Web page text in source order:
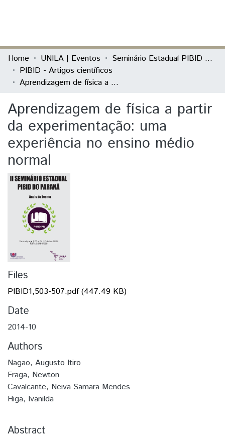
Communities & Collections
All of DSpace
Home UNILA | Eventos
Seminário Estadual PIBID do Paraná: tecendo saberes (PIBID)
PIBID - Artigos científicos
Aprendizagem de física a partir da experimentação: uma experiência no ensino médio normal
Aprendizagem de física a partir
da experimentação: uma
experiência no ensino médio
normal
Files
PIBID1,503-507.pdf(447.49 KB)
Date
2014-10
Authors
Nagao, Augusto Itiro
Fraga, Newton
Cavalcante, Neiva Samara Mendes
Higa, Ivanilda
Abstract